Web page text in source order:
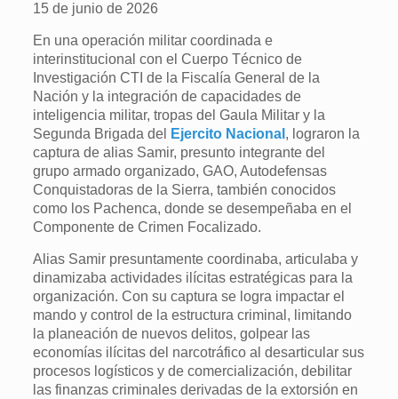
15 de junio de 2026
En una operación militar coordinada e
interinstitucional con el Cuerpo Técnico de
Investigación CTI de la Fiscalía General de la
Nación y la integración de capacidades de
inteligencia militar, tropas del Gaula Militar y la
Segunda Brigada del
Ejercito Nacional , lograron la
captura de alias Samir, presunto integrante del
grupo armado organizado, GAO, Autodefensas
Conquistadoras de la Sierra, también conocidos
como los Pachenca, donde se desempeñaba en el
Componente de Crimen Focalizado.
Alias Samir presuntamente coordinaba, articulaba y
dinamizaba actividades ilícitas estratégicas para la
organización. Con su captura se logra impactar el
mando y control de la estructura criminal, limitando
la planeación de nuevos delitos, golpear las
economías ilícitas del narcotráfico al desarticular sus
procesos logísticos y de comercialización, debilitar
las finanzas criminales derivadas de la extorsión en